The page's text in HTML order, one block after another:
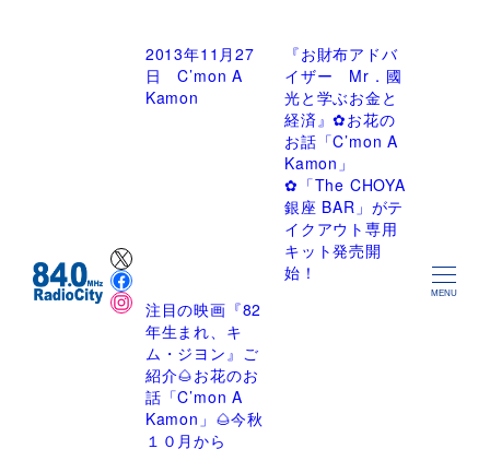
X
Facebook
Instagram
2013年11月27
日 C’mon A
Kamon
『お財布アドバ
イザー Mr．國
光と学ぶお金と
経済』✿お花の
お話「C’mon A
Kamon」
✿「The CHOYA
銀座 BAR」がテ
イクアウト専用
キット発売開
始！
注目の映画『82
年生まれ、キ
ム・ジヨン』ご
紹介🌰お花のお
話「C’mon A
Kamon」🌰今秋
１０月から
MENU